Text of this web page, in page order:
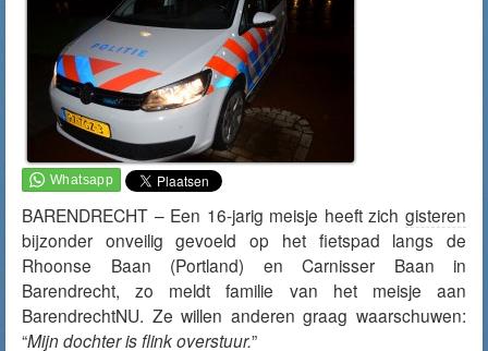
BARENDRECHT – Een 16-jarig meisje heeft zich gisteren
bijzonder onveilig gevoeld op het fietspad langs de
Rhoonse Baan (Portland) en Carnisser Baan in
Barendrecht, zo meldt familie van het meisje aan
BarendrechtNU. Ze willen anderen graag waarschuwen:
“Mijn dochter is flink overstuur.”